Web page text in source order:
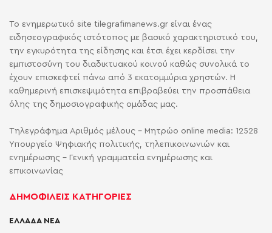
Το ενημερωτικό site tilegrafimanews.gr είναι ένας
ειδησεογραφικός ιστότοπος με βασικό χαρακτηριστικό του,
την εγκυρότητα της είδησης και έτσι έχει κερδίσει την
εμπιστοσύνη του διαδικτυακού κοινού καθώς συνολικά το
έχουν επισκεφτεί πάνω από 3 εκατομμύρια χρηστών. Η
καθημερινή επισκεψιμότητα επιβραβεύει την προσπάθεια
όλης της δημοσιογραφικής ομάδας μας.
Τηλεγράφημα Αριθμός μέλους - Μητρώο online media: 12528
Υπουργείο Ψηφιακής πολιτικής, τηλεπικοινωνιών και
ενημέρωσης - Γενική γραμματεία ενημέρωσης και
επικοινωνίας
ΔΗΜΟΦΙΛΕΙΣ ΚΑΤΗΓΟΡΙΕΣ
ΕΛΛΑΔΑ ΝΕΑ